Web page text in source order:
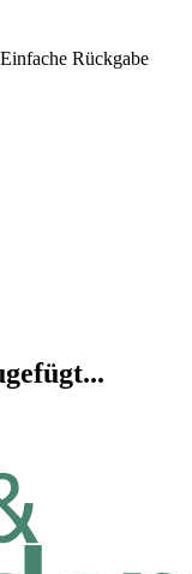
Einfache Rückgabe